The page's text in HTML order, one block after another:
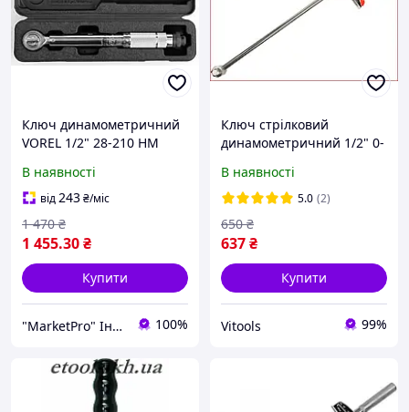
Ключ динамометричний
VOREL 1/2" 28-210 НМ
В наявності
від243₴/міс
1 455.30₴
1 470 ₴
Купити
"MarketPro" Інтернет-магазин інструментів та обладнання 100%
Ключ стрілковий
динамометричний 1/2" 0-
В наявності
5.0 (2)
637₴
650 ₴
Купити
Vitools 99%